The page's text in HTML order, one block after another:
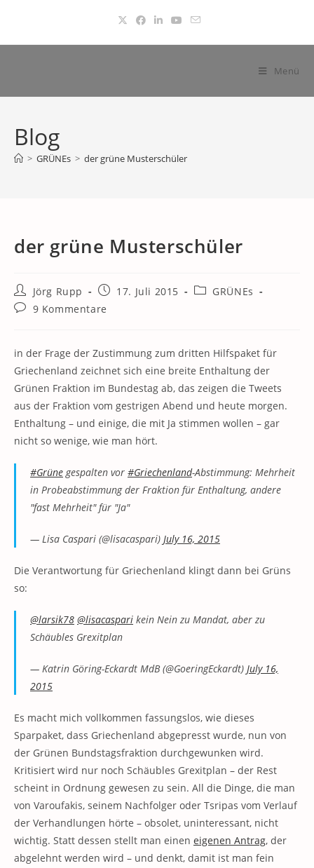
springen
Menü
Blog
> GRÜNEs > der grüne Musterschüler
der grüne Musterschüler
Beitrags-
Autor:
Jörg Rupp
Beitrag17. Juli 2015
Beitrags-
GRÜNEs
Beitrags-
9 Kommentare
in der Frage der Zustimmung zum dritten Hilfspaket für
Griechenland zeichnet sich eine breite Enthaltung der
Grünen Fraktion im Bundestag ab, das zeigen die Tweets
aus der Fraktion vom gestrigen Abend und heute morgen.
Enthaltung – und einige, die mit Ja stimmen wollen – gar
nicht so wenige, wie man hört.
#Grünegespalten vor #Griechenland-Abstimmung: Mehrheit
in Probeabstimmung der Fraktion für Enthaltung, andere
"fast Mehrheit" für "Ja"
— Lisa Caspari (@lisacaspari) July 16, 2015
Die Verantwortung für Griechenland klingt dann bei Grüns
so:
@larsik78 @lisacaspari kein Nein zu Mandat, aber zu
Schäubles Grexitplan
— Katrin Göring-Eckardt MdB (@GoeringEckardt) July 16,
2015
Es macht mich vollkommen fassungslos, wie dieses
Sparpaket, dass Griechenland abgepresst wurde, nun von
der Grünen Bundstagsfraktion durchgewunken wird.
Kritisiert wird nur noch Schäubles Grexitplan – der Rest
scheint in Ordnung gewesen zu sein. All die Dinge, die man
von Varoufakis, seinem Nachfolger oder Tsripas vom Verlauf
der Verhandlungen hörte – obsolet, uninteressant, nicht
wichtig. Statt dessen stellt man einen eigenen Antrag, der
abgelehnt werden wird – und denkt, damit ist man fein